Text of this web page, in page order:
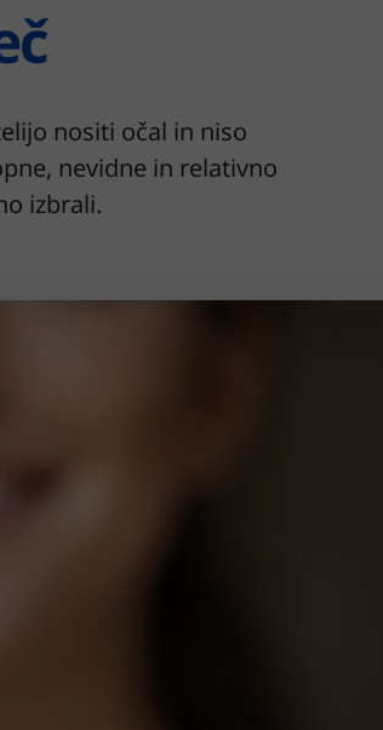
nositi očal in niso
nevidne in relativno
izbrali.